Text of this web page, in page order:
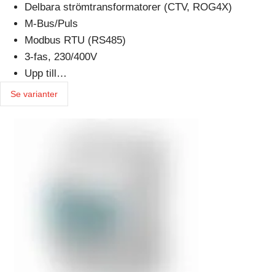
Delbara strömtransformatorer (CTV, ROG4X)
M-Bus/Puls
Modbus RTU (RS485)
3-fas, 230/400V
Upp till…
Se varianter